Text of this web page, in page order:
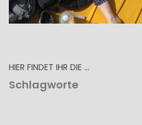
HIER FINDET IHR DIE …
Schlagworte